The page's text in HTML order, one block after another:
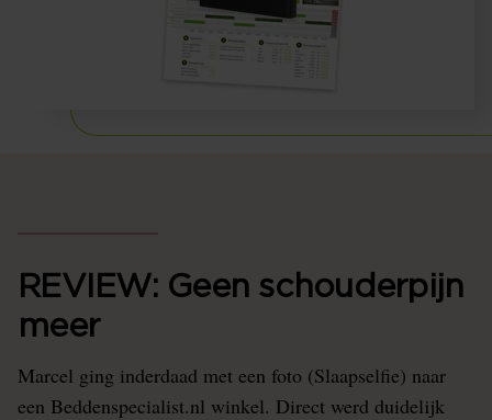
REVIEW: Geen schouderpijn
meer
Marcel ging inderdaad met een foto (Slaapselfie) naar
een Beddenspecialist.nl winkel. Direct werd duidelijk